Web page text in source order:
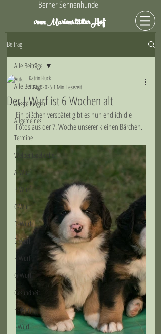
Berner Sennenhunde
vom MarienstätterHof
Beitrag
Alle Beiträge
Ausstellungen
Allgemeines
Termine
Welpentagebücher
A-Wurf
B-Wurf
C-Wurf
D-Wurf
E-Wurf
F-Wurf
G-Wurf
Gesundheit
H-Wurf
I-Wurf
Alle Beiträge
Der J-Wurf ist 6 Wochen alt
Katrin Fluck
1. Aug. 20251 Min. Lesezeit
Ein bißchen verspätet gibt es nun endlich die
Fotos aus der 7. Woche unserer kleinen Bärchen.